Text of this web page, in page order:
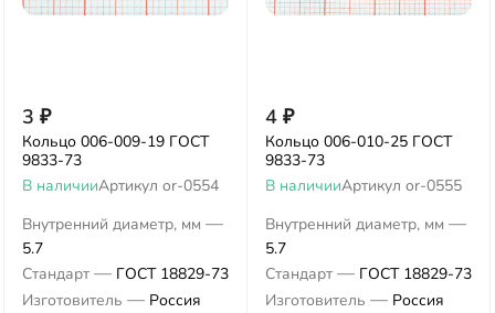
3 ₽
Кольцо 006-009-19 ГОСТ
9833-73
В наличииАртикул or-0554
Внутренний диаметр, мм —
5.7
Стандарт — ГОСТ 18829-73
Изготовитель — Россия
4 ₽
Кольцо 006-010-25 ГОСТ
9833-73
В наличииАртикул or-0555
Внутренний диаметр, мм —
5.7
Стандарт — ГОСТ 18829-73
Изготовитель — Россия